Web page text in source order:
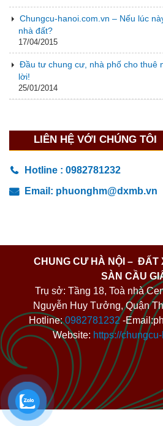
Chungcu-hanoi.com.vn – Nếu lúc
nhà đất?
17/04/2015
Đầu tư chung cư, nhà phố cho thuê
lời!
25/01/2014
LIÊN HỆ VỚI CHÚNG TÔI
Hotline : 0982781232
Email: phuonghm@dxmb.vn
CHUNG CƯ HÀ NỘI – ĐẤT
SÀN CẦU
Trụ sở: Tầng 18, Toà nhà
Nguyễn Huy Tưởng, Quận
Hotline:0982781232-
Website: https://